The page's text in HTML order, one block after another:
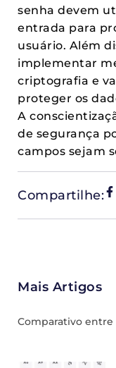
senha devem
entrada para
usuário. Além
implementar
criptografia e
proteger os
A
de segurança
campos sejam
Compartilhe:
Mais Artigos
Comparativo entre